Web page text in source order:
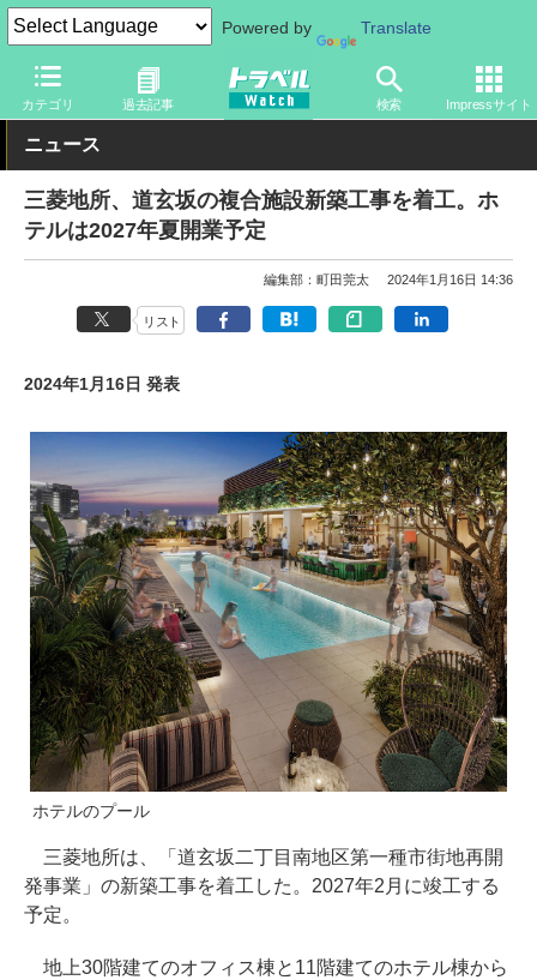
Powered by Translate
カテゴリ 過去記事 検索 Impressサイト
トラベル Watch 旅の情報 ホテル・旅館 その他
ニュース
三菱地所、道玄坂の複合施設新築工事を着工。ホ
テルは2027年夏開業予定
編集部：町田莞太 2024年1月16日 14:36
リスト
2024年1月16日 発表
ホテルのプール
三菱地所は、「道玄坂二丁目南地区第一種市街地再開
発事業」の新築工事を着工した。2027年2月に竣工する
予定。
地上30階建てのオフィス棟と11階建てのホテル棟から